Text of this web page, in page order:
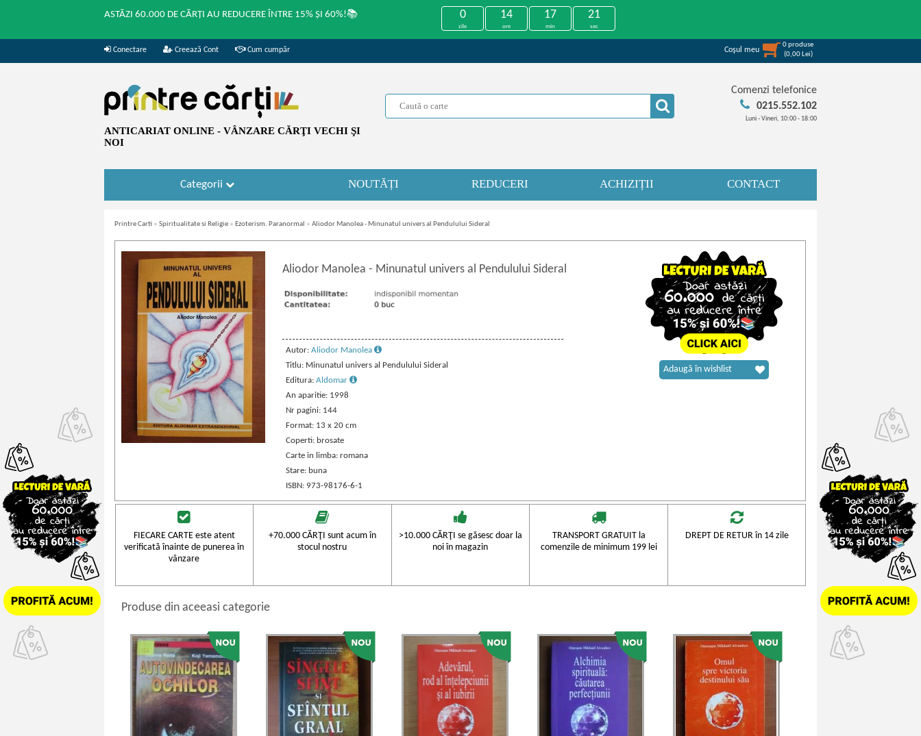
ASTĂZI 60.000 DE CĂRȚI AU REDUCERE ÎNTRE 15% ȘI 60%!📚 0
zile
14
ore
17
min
21
sec
Conectare Creează Cont Cum cumpăr Coşul meu
0produse
(0,00 Lei)
ANTICARIAT ONLINE - VÂNZARE CĂRŢI VECHI ŞI
NOI
Comenzi telefonice
0215.552.102
Luni - Vineri, 10:00 - 18:00
Categorii NOUTĂȚI REDUCERI ACHIZIȚII CONTACT
Printre Carti » Spiritualitate si Religie » Ezoterism. Paranormal » Aliodor Manolea - Minunatul univers al Pendulului Sideral
Aliodor Manolea - Minunatul univers al Pendulului Sideral
Autor: Aliodor Manolea
Titlu: Minunatul univers al Pendulului Sideral
Editura: Aldomar
An aparitie: 1998
Nr pagini: 144
Format: 13 x 20 cm
Coperti: brosate
Carte in limba: romana
Stare: buna
ISBN: 973-98176-6-1
Adaugă în wishlist
FIECARE CARTE este atent
verificată înainte de punerea în
vânzare
+70.000 CĂRŢI sunt acum în
stocul nostru
>10.000 CĂRŢI se găsesc doar la
noi în magazin
TRANSPORT GRATUIT la
comenzile de minimum 199 lei
DREPT DE RETUR în 14 zile
Produse din aceeasi categorie